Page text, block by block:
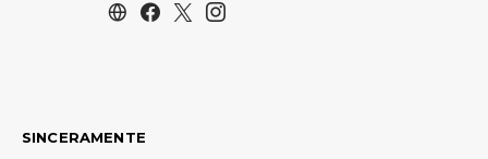
SINCERAMENTE